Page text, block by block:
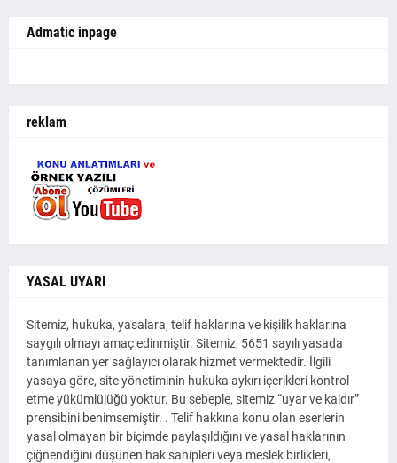
Admatic inpage
reklam
YASAL UYARI
Sitemiz, hukuka, yasalara, telif haklarına ve kişilik haklarına
saygılı olmayı amaç edinmiştir. Sitemiz, 5651 sayılı yasada
tanımlanan yer sağlayıcı olarak hizmet vermektedir. İlgili
yasaya göre, site yönetiminin hukuka aykırı içerikleri kontrol
etme yükümlülüğü yoktur. Bu sebeple, sitemiz “uyar ve kaldır”
prensibini benimsemiştir. . Telif hakkına konu olan eserlerin
yasal olmayan bir biçimde paylaşıldığını ve yasal haklarının
çiğnendiğini düşünen hak sahipleri veya meslek birlikleri,